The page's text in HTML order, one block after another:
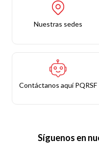
Nuestras sedes
Contáctanos aquí PQRSF
Síguenos en